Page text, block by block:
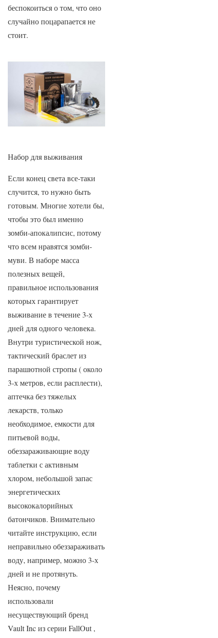
беспокоиться о том, что оно
случайно поцарапается не
стоит.
Набор для выживания
Если конец света все-таки
случится, то нужно быть
готовым. Многие хотели бы,
чтобы это был именно
зомби-апокалипсис, потому
что всем нравятся зомби-
муви. В наборе масса
полезных вещей,
правильное использования
которых гарантирует
выживание в течение 3-х
дней для одного человека.
Внутри туристической нож,
тактический браслет из
парашютной стропы ( около
3-х метров, если расплести),
аптечка без тяжелых
лекарств, только
необходимое, емкости для
питьевой воды,
обеззараживающие воду
таблетки с активным
хлором, небольшой запас
энергетических
высококалорийных
батончиков. Внимательно
читайте инструкцию, если
неправильно обеззараживать
воду, например, можно 3-х
дней и не протянуть.
Неясно, почему
использовали
несуществующий бренд
Vault Inc из серии FallOut ,